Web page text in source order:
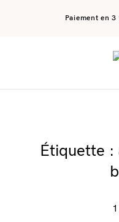
Paiement en
Étiquette :